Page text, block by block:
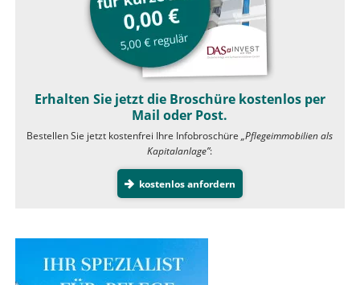
Erhalten Sie jetzt die Broschüre kostenlos per
Mail oder Post.
Bestellen Sie jetzt kostenfrei Ihre Infobroschüre„Pflegeimmobilien als
Kapitalanlage”:
kostenlos anfordern